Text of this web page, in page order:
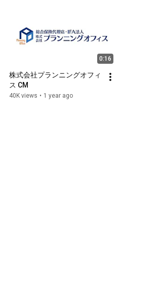
0:16
株式会社プランニングオフィ
ス CM
40K views • 1 year ago